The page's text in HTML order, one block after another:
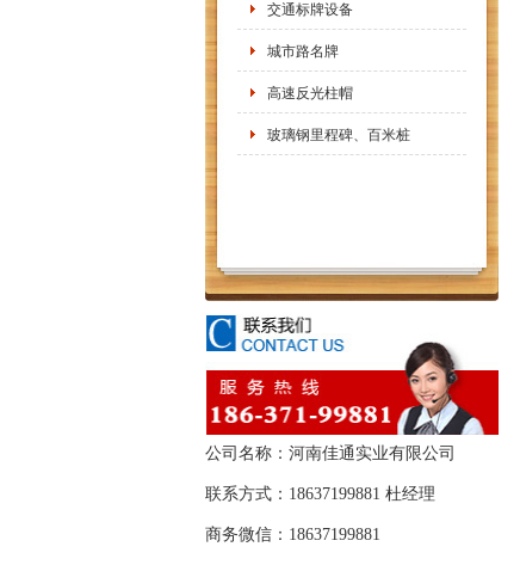
交通标牌设备
城市路名牌
高速反光柱帽
玻璃钢里程碑、百米桩
公司名称：河南佳通实业有限公司
联系方式：18637199881 杜经理
商务微信：18637199881